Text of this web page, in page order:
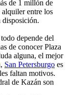
de 1 millón de
entre los
disposición.
depende del
de conocer Plaza
alguna, el mejor
San Petersburgo es
faltan motivos.
de Kazán son